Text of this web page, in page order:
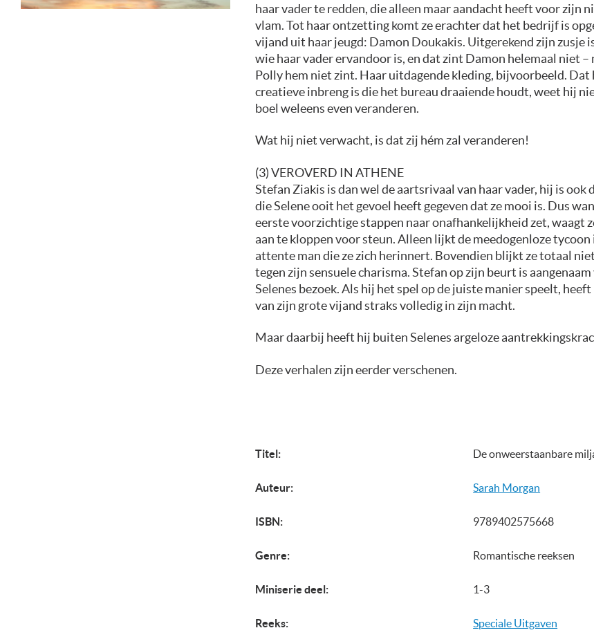
haar vader te redden, die alleen maar aandacht heeft voor zijn
vlam. Tot haar ontzetting komt ze erachter dat het bedrijf is
vijand uit haar jeugd: Damon Doukakis. Uitgerekend zijn zusje
wie haar vader ervandoor is, en dat zint Damon helemaal niet –
Polly hem niet zint. Haar uitdagende kleding, bijvoorbeeld. Dat
creatieve inbreng is die het bureau draaiende houdt, weet hij
boel weleens even veranderen.
Wat hij niet verwacht, is dat zij hém zal veranderen!
(3) VEROVERD IN ATHENE
Stefan Ziakis is dan wel de aartsrivaal van haar vader, hij is ook
die Selene ooit het gevoel heeft gegeven dat ze mooi is. Dus
eerste voorzichtige stappen naar onafhankelijkheid zet, waagt
aan te kloppen voor steun. Alleen lijkt de meedogenloze tycoon
attente man die ze zich herinnert. Bovendien blijkt ze totaal
tegen zijn sensuele charisma. Stefan op zijn beurt is
Selenes bezoek. Als hij het spel op de juiste manier speelt,
van zijn grote vijand straks volledig in zijn macht.
Maar daarbij heeft hij buiten Selenes argeloze
Deze verhalen zijn eerder verschenen.
Titel: De onweerstaanbare
Auteur: Sarah Morgan
ISBN: 9789402575668
Genre: Romantische reeksen
Miniserie deel: 1-3
Reeks: Speciale Uitgaven